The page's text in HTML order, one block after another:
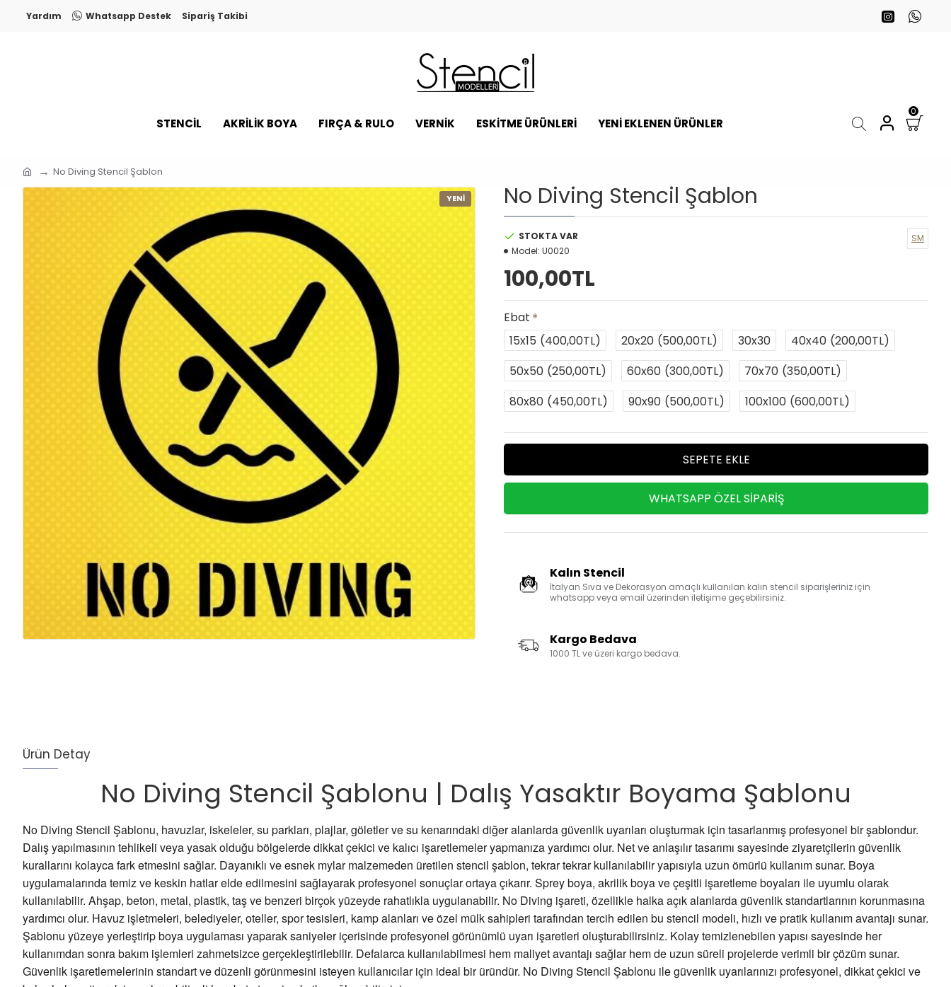
Yardım Whatsapp Destek Sipariş Takibi
STENCİL AKRİLİK BOYA FIRÇA & RULO VERNİK ESKİTME ÜRÜNLERİ YENI EKLENEN ÜRÜNLER
0
No Diving Stencil Şablon
YENİ No Diving Stencil Şablon
STOKTA VAR
Model: U0020
SM
100,00TL
Ebat
15x15 (400,00TL) 20x20 (500,00TL) 30x30 40x40 (200,00TL)
50x50 (250,00TL) 60x60 (300,00TL) 70x70 (350,00TL)
80x80 (450,00TL) 90x90 (500,00TL) 100x100 (600,00TL)
SEPETE EKLE
WHATSAPP ÖZEL SIPARIŞ
Kalın Stencil
İtalyan Sıva ve Dekorasyon amaçlı kullanılan kalın stencil siparişleriniz için
whatsapp veya email üzerinden iletişime geçebilirsiniz.
Kargo Bedava
1000 TL ve üzeri kargo bedava.
Ürün Detay
No Diving Stencil Şablonu | Dalış Yasaktır Boyama Şablonu
No Diving Stencil Şablonu, havuzlar, iskeleler, su parkları, plajlar, göletler ve su kenarındaki diğer alanlarda güvenlik uyarıları oluşturmak için tasarlanmış profesyonel bir şablondur.
Dalış yapılmasının tehlikeli veya yasak olduğu bölgelerde dikkat çekici ve kalıcı işaretlemeler yapmanıza yardımcı olur. Net ve anlaşılır tasarımı sayesinde ziyaretçilerin güvenlik
kurallarını kolayca fark etmesini sağlar. Dayanıklı ve esnek mylar malzemeden üretilen stencil şablon, tekrar tekrar kullanılabilir yapısıyla uzun ömürlü kullanım sunar. Boya
uygulamalarında temiz ve keskin hatlar elde edilmesini sağlayarak profesyonel sonuçlar ortaya çıkarır. Sprey boya, akrilik boya ve çeşitli işaretleme boyaları ile uyumlu olarak
kullanılabilir. Ahşap, beton, metal, plastik, taş ve benzeri birçok yüzeyde rahatlıkla uygulanabilir. No Diving işareti, özellikle halka açık alanlarda güvenlik standartlarının korunmasına
yardımcı olur. Havuz işletmeleri, belediyeler, oteller, spor tesisleri, kamp alanları ve özel mülk sahipleri tarafından tercih edilen bu stencil modeli, hızlı ve pratik kullanım avantajı sunar.
Şablonu yüzeye yerleştirip boya uygulaması yaparak saniyeler içerisinde profesyonel görünümlü uyarı işaretleri oluşturabilirsiniz. Kolay temizlenebilen yapısı sayesinde her
kullanımdan sonra bakım işlemleri zahmetsizce gerçekleştirilebilir. Defalarca kullanılabilmesi hem maliyet avantajı sağlar hem de uzun süreli projelerde verimli bir çözüm sunar.
Güvenlik işaretlemelerinin standart ve düzenli görünmesini isteyen kullanıcılar için ideal bir üründür. No Diving Stencil Şablonu ile güvenlik uyarılarınızı profesyonel, dikkat çekici ve